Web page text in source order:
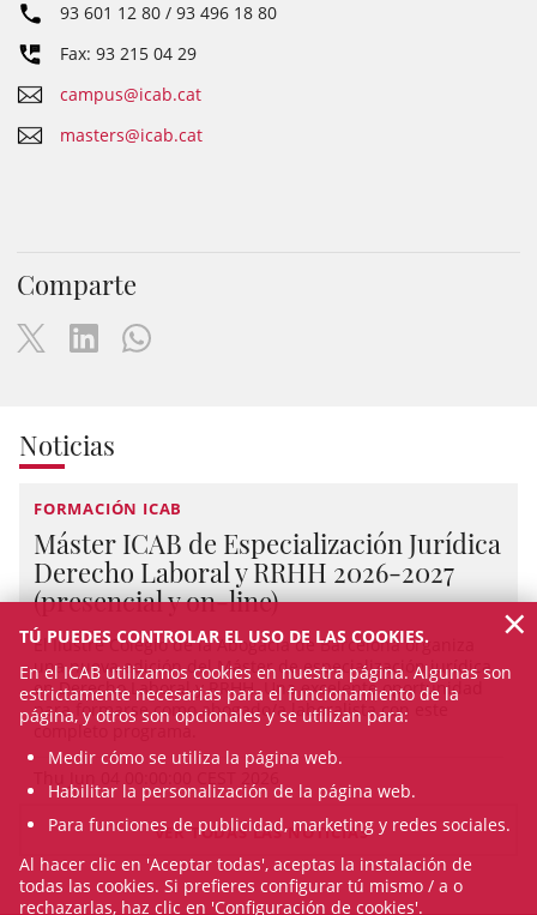
93 601 12 80 / 93 496 18 80
Fax: 93 215 04 29
campus@icab.cat
masters@icab.cat
Comparte
Noticias
FORMACIÓN ICAB
Máster ICAB de Especialización Jurídica
Derecho Laboral y RRHH 2026-2027
(presencial y on-line)
El Ilustre Colegio de la Abogacía de Barcelona organiza
una nueva edición del Máster de especialización jurídica
en Derecho Laboral y RRHH. Una excelente oportunidad
para formarse como abogado/a laboralista con este
completo programa.
VER TODAS LAS NOTICIAS
TÚ PUEDES CONTROLAR EL USO DE LAS COOKIES.
En el ICAB utilizamos cookies en nuestra página. Algunas son
estrictamente necesarias para el funcionamiento de la
página, y otros son opcionales y se utilizan para:
Medir cómo se utiliza la página web.
Habilitar la personalización de la página web.
Para funciones de publicidad, marketing y redes sociales.
Al hacer clic en 'Aceptar todas', aceptas la instalación de
todas las cookies. Si prefieres configurar tú mismo / a o
rechazarlas, haz clic en 'Configuración de cookies'.
×